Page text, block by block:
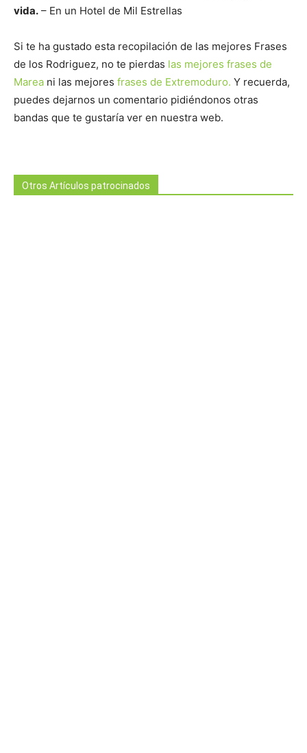
vida. – En un Hotel de Mil Estrellas
Si te ha gustado esta recopilación de las mejores Frases
de los Rodriguez, no te pierdas las mejores frases de
Marea ni las mejores frases de Extremoduro. Y recuerda,
puedes dejarnos un comentario pidiéndonos otras
bandas que te gustaría ver en nuestra web.
Otros Artículos patrocinados